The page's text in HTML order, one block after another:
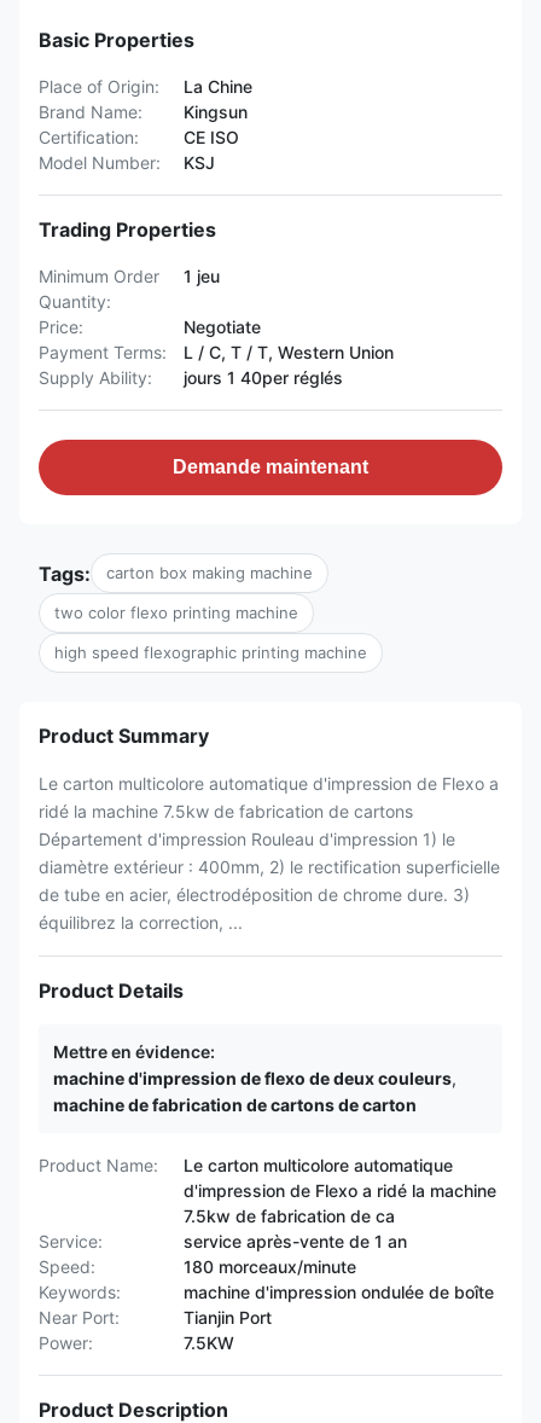
Basic Properties
Place of Origin:
La Chine
Brand Name:
Kingsun
Certification:
CE ISO
Model Number:
KSJ
Trading Properties
Minimum Order
Quantity:
1 jeu
Price:
Negotiate
Payment Terms:
L / C, T / T, Western Union
Supply Ability:
jours 1 40per réglés
Demande maintenant
Tags: carton box making machine
two color flexo printing machine
high speed flexographic printing machine
Product Summary
Le carton multicolore automatique d'impression de Flexo a
ridé la machine 7.5kw de fabrication de cartons
Département d'impression Rouleau d'impression 1) le
diamètre extérieur : 400mm, 2) le rectification superficielle
de tube en acier, électrodéposition de chrome dure. 3)
équilibrez la correction, ...
Product Details
Mettre en évidence:
machine d'impression de flexo de deux couleurs,
machine de fabrication de cartons de carton
Product Name:
Le carton multicolore automatique
d'impression de Flexo a ridé la machine
7.5kw de fabrication de ca
Service:
service après-vente de 1 an
Speed:
180 morceaux/minute
Keywords:
machine d'impression ondulée de boîte
Near Port:
Tianjin Port
Power:
7.5KW
Product Description